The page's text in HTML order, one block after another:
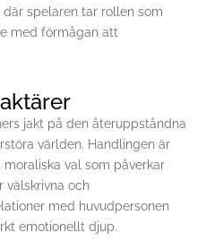
spelaren tar rollen som
med förmågan att
jakt på den återuppståndna
världen. Handlingen är
val som påverkar
välskrivna och
med huvudpersonen
emotionellt djup.